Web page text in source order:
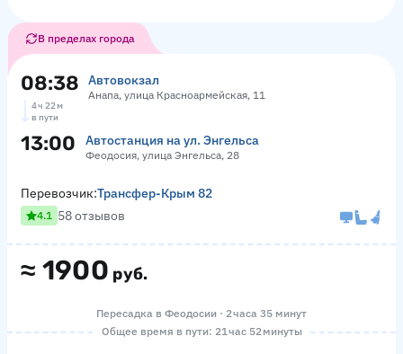
В пределах города
08:38 Автовокзал
Анапа, улица Красноармейская, 11
4 ч 22 м
в пути
13:00 Автостанция на ул. Энгельса
Феодосия, улица Энгельса, 28
≈ 1900 руб.
Перевозчик:Трансфер-Крым 82
4.1 58 отзывов
Пересадка в Феодосии · 2 часа 35 минут
Общее время в пути: 21 час 52 минуты